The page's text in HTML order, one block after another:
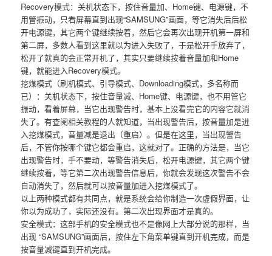
域
域
Recovery模式：关机状态下，按住音量加、Home键、电源键，不
用管振动，只看屏幕直到出现“SAMSUNG”画面，等它消失后后松
开电源键，其它两个键继续按着，然后它会再次出现开机第一屏和
第二屏，多数人看到这里就以为进入失败了，于是松开手放弃了，
松开了就真的会正常开机了，其实只要继续按着音量加和Home
键，就能进入Recovery模式。
挖煤模式（刷机模式、引导模式、Downloading模式，多名称而
已）：关机状态下，按住音量减、Home键、电源键，也不用管它
振动，看着屏幕，当它出现警告时，基本上没看完它的内容它就消
失了。有查阅相关教程的人就知道，当出现警告后，按音量加是进
入挖煤模式，音量减是退出（重启）。但是在这里，当出现警告
后，不管你按哪个键它都会重启，这就对了。正确的方法是，当它
出现警告时，手不要动，等警告消失后，松开电源键，其它两个键
继续按着，等它第二次出现警告信息后，你就会发现这次警告不会
自动消失了，然后就可以按音量加进入挖煤模式了。
以上两种模式都有共同点，就是系统会给你制造一次虚假界面，让
你以为成功了，实际还没有。第二次出现界面才是真的。
安全模式：这部手机的安全模式也不是像网上大部分说的那样，当
出现 “SAMSUNG”画面后，按住左下角菜单键直到开机完成，而是
按音量减键直到开机完成。